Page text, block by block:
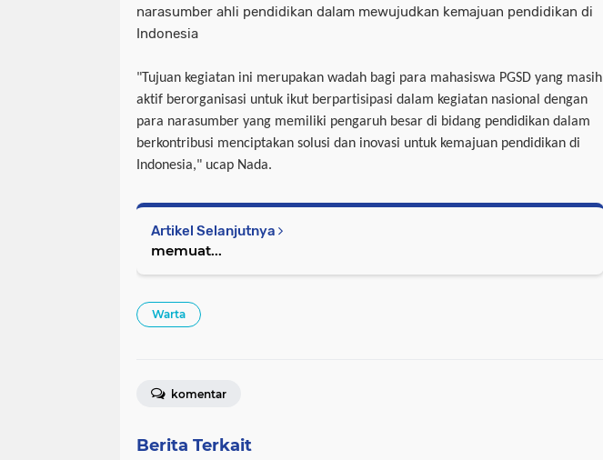
narasumber ahli pendidikan dalam mewujudkan kemajuan pendidikan di
Indonesia
"Tujuan kegiatan ini merupakan wadah bagi para mahasiswa PGSD yang masih
aktif berorganisasi untuk ikut berpartisipasi dalam kegiatan nasional dengan
para narasumber yang memiliki pengaruh besar di bidang pendidikan dalam
berkontribusi menciptakan solusi dan inovasi untuk kemajuan pendidikan di
Indonesia," ucap Nada.
Artikel Selanjutnya
memuat...
Warta
komentar
Berita Terkait